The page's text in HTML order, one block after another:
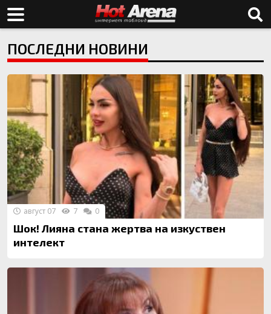
ПОСЛЕДНИ НОВИНИ
Шок! Лияна стана жертва на изкуствен
интелект
август 07 7 0